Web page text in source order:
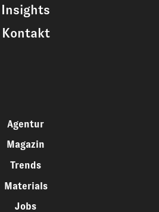
Insights
Kontakt
Agentur
Magazin
Trends
Materials
Jobs